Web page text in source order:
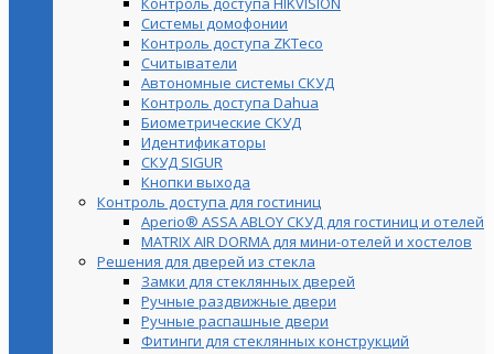
Системы домофонии
Контроль доступа ZKTeco
Считыватели
Автономные системы СКУД
Контроль доступа Dahua
Биометрические СКУД
Идентификаторы
СКУД SIGUR
Кнопки выхода
Контроль доступа для гостиниц
Aperio® ASSA ABLOY СКУД для гостиниц и отелей
MATRIX AIR DORMA для мини-отелей и хостелов
Решения для дверей из стекла
Замки для стеклянных дверей
Ручные раздвижные двери
Ручные распашные двери
Фитинги для стеклянных конструкций